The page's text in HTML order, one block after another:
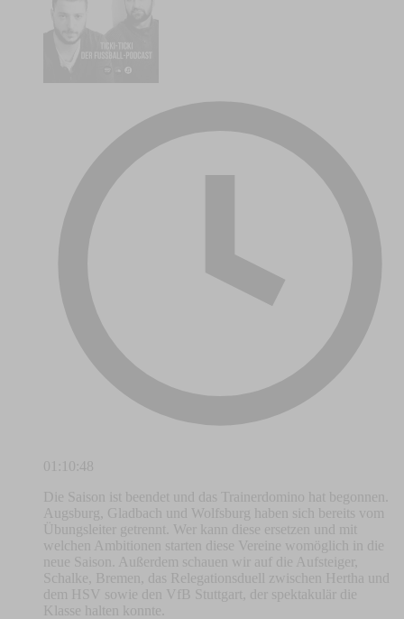
01:10:48
Die Saison ist beendet und das Trainerdomino hat begonnen.
Augsburg, Gladbach und Wolfsburg haben sich bereits vom
Übungsleiter getrennt. Wer kann diese ersetzen und mit
welchen Ambitionen starten diese Vereine womöglich in die
neue Saison. Außerdem schauen wir auf die Aufsteiger,
Schalke, Bremen, das Relegationsduell zwischen Hertha und
dem HSV sowie den VfB Stuttgart, der spektakulär die
Klasse halten konnte.